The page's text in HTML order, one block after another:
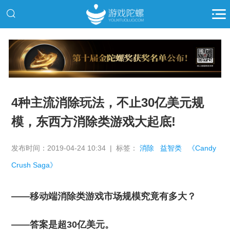
推广
4种主流消除玩法，不止30亿美元规
模，东西方消除类游戏大起底!
发布时间：2019-04-24 10:34 | 标签：消除 益智类 《Candy
Crush Saga》
——移动端消除类游戏市场规模究竟有多大？
——答案是超30亿美元。